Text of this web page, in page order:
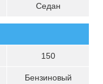
Седан
150
Бензиновый